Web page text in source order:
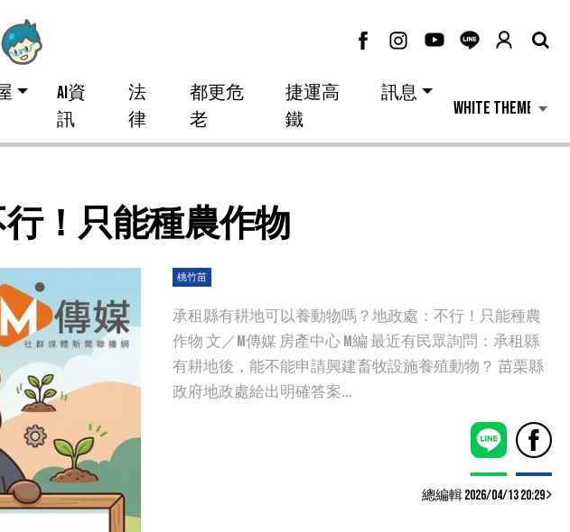
AI資
訊
法
律
都更危
老
捷運高
鐵
訊息
！只能種農作物
桃竹苗
承租縣有耕地可以養動物嗎？地政處：不行！只能種農
作物 文／M傳媒 房產中心 M編 最近有民眾詢問：承租縣
有耕地後，能不能申請興建畜牧設施養殖動物？ 苗栗縣
政府地政處給出明確答案...
總編輯 2026/04/13 20:29